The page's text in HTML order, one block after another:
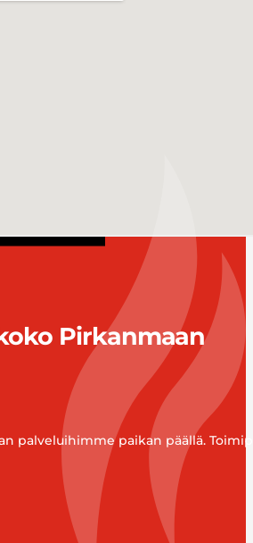
Pirkanmaan
palveluihimme paikan päällä.